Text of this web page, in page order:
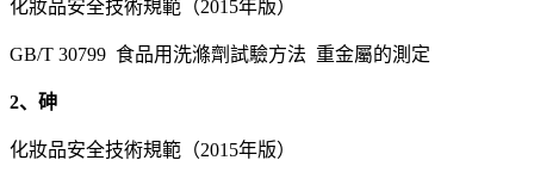
化妝品安全技術規範（2015年版）
GB/T 30799 食品用洗滌劑試驗方法 重金屬的測定
2、砷
化妝品安全技術規範（2015年版）